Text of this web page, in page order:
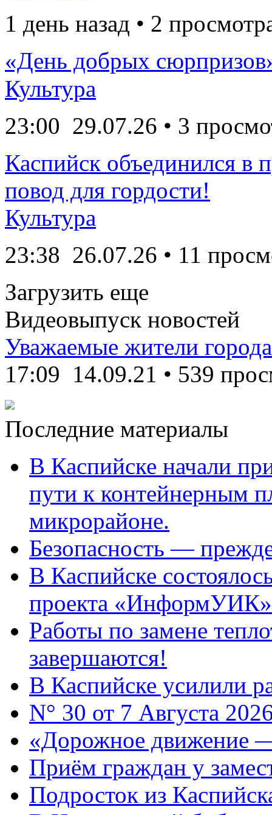
1 день назад • 2
«День добрых
Культура
23:00 29.07.26 • 3
Каспийск объединился в
повод для гордости!
Культура
23:38 26.07.26 • 11
Загрузить еще
Видеовыпуск новостей
Уважаемые жители
17:09 14.09.21 • 539
Последние материалы
В Каспийске начали
пути к контейнерным
микрорайоне.
Безопасность —
В Каспийске
проекта «ИнформУИК»
Работы по замене
завершаются!
В Каспийске усилили
N° 30 от 7 Августа
«Дорожное движение
Приём граждан у
Подросток из